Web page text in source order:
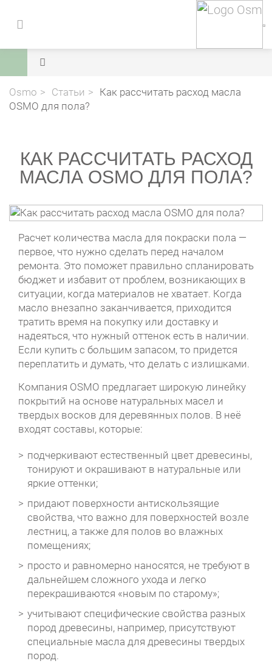
Osmo Статьи
Как рассчитать расход масла
OSMO для пола?
КАК РАССЧИТАТЬ РАСХОД
МАСЛА OSMO ДЛЯ ПОЛА?
Расчет количества масла для покраски пола —
первое, что нужно сделать перед началом
ремонта. Это поможет правильно спланировать
бюджет и избавит от проблем, возникающих в
ситуации, когда материалов не хватает. Когда
масло внезапно заканчивается, приходится
тратить время на покупку или доставку и
надеяться, что нужный оттенок есть в наличии.
Если купить с большим запасом, то придется
переплатить и думать, что делать с излишками.
Компания OSMO предлагает широкую линейку
покрытий на основе натуральных масел и
твердых восков для деревянных полов. В неё
входят составы, которые:
подчеркивают естественный цвет древесины,
тонируют и окрашивают в натуральные или
яркие оттенки;
придают поверхности антискользящие
свойства, что важно для поверхностей возле
лестниц, а также для полов во влажных
помещениях;
просто и равномерно наносятся, не требуют в
дальнейшем сложного ухода и легко
перекрашиваются «новым по старому»;
учитывают специфические свойства разных
пород древесины, например, присутствуют
специальные масла для древесины твердых
пород.